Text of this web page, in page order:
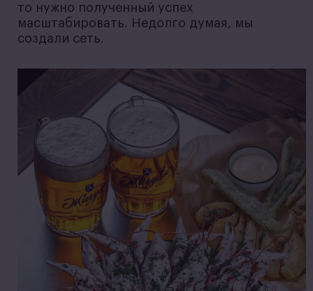
то нужно полученный успех
масштабировать. Недолго думая, мы
создали сеть.